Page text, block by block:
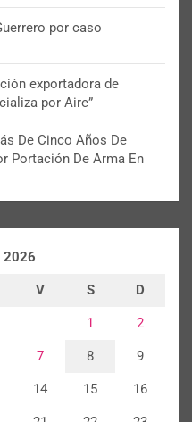
por caso
exportadora de
por Aire”
De Cinco Años De
Portación De Arma En
2026
V S D
1 2
7 8 9
14 15 16